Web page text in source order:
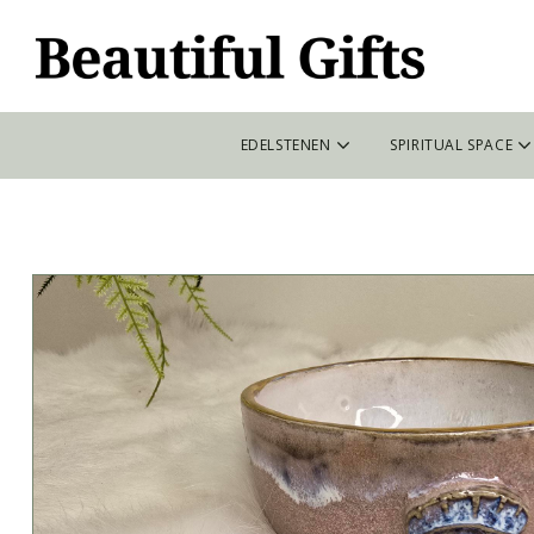
EDELSTENEN SPIRITUAL SPACE